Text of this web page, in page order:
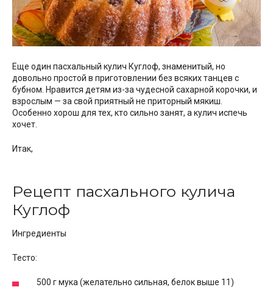
Еще один пасхальный кулич Куглоф, знаменитый, но
довольно простой в приготовлении без всяких танцев с
бубном. Нравится детям из-за чудесной сахарной корочки, и
взрослым — за свой приятный не приторный мякиш.
Особенно хорош для тех, кто сильно занят, а кулич испечь
хочет.
Итак,
Рецепт пасхального кулича
Куглоф
Ингредиенты
Тесто:
500 г мука (желательно сильная, белок выше 11)